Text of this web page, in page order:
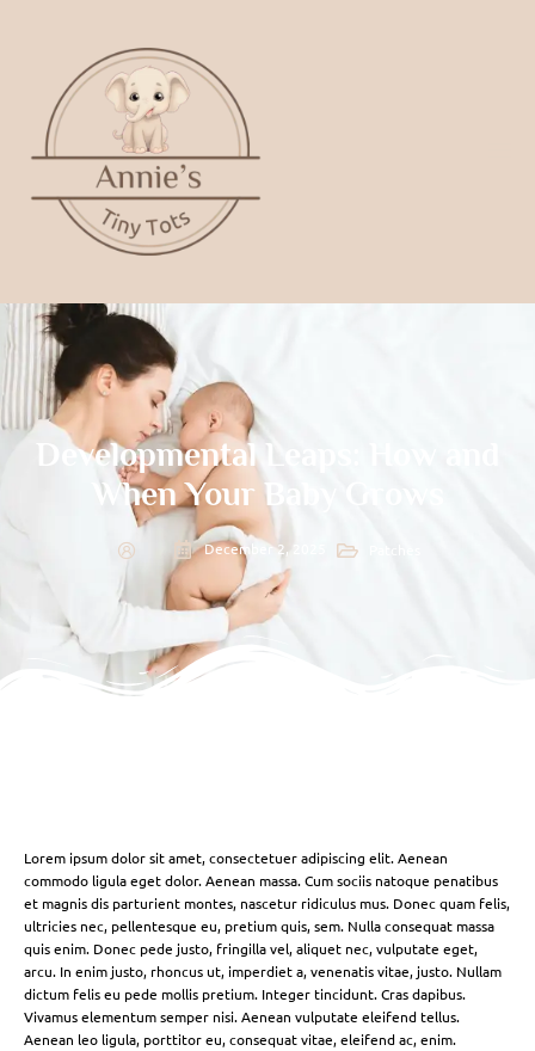
Developmental Leaps: How and
When Your Baby Grows
December 2, 2025
Lorem ipsum dolor sit amet, consectetuer adipiscing elit. Aenean
commodo ligula eget dolor. Aenean massa. Cum sociis natoque penatibus
et magnis dis parturient montes, nascetur ridiculus mus. Donec quam felis,
ultricies nec, pellentesque eu, pretium quis, sem. Nulla consequat massa
quis enim. Donec pede justo, fringilla vel, aliquet nec, vulputate eget,
arcu. In enim justo, rhoncus ut, imperdiet a, venenatis vitae, justo. Nullam
dictum felis eu pede mollis pretium. Integer tincidunt. Cras dapibus.
Vivamus elementum semper nisi. Aenean vulputate eleifend tellus.
Aenean leo ligula, porttitor eu, consequat vitae, eleifend ac, enim.